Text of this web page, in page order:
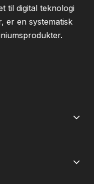
til digital teknologi
er en systematisk